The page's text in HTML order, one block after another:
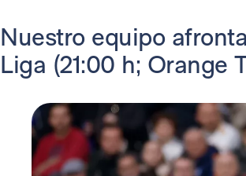
Nuestro equipo
Liga (21:00 h; Orange